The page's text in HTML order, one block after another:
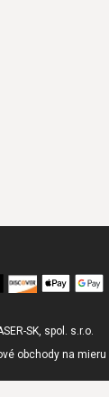
SK, spol. s.r.o.
obchody na mieru |